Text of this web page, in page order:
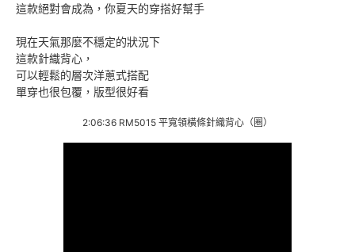
這款絕對會成為，你夏天的穿搭好幫手
現在天氣那麼不穩定的狀況下
這款針織背心，
可以輕鬆的層次洋蔥式搭配
單穿也很包覆，版型很好看
2:06:36 RM5015 平寬領橫條針織背心（圈）